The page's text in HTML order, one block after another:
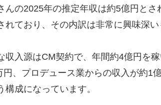
んの2025年の推定年収は約5億円と
れており、その内訳は非常に興味深い
収入源はCM契約で、年間約4億円を
円、プロデュース業からの収入が約1
構成になっています。